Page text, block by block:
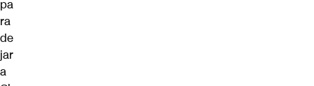
pa
ra
de
jar
a